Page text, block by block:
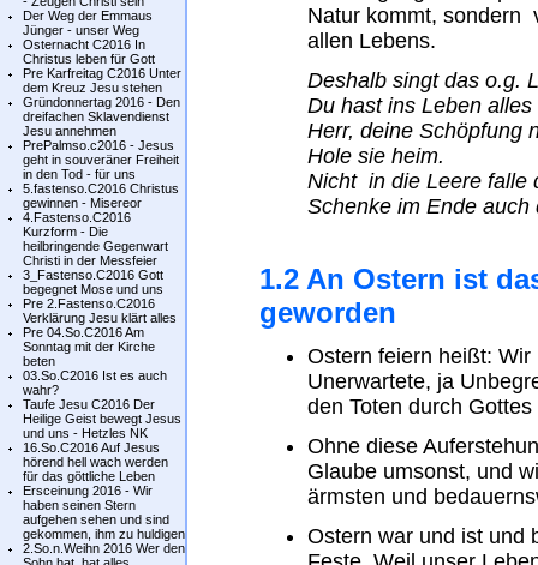
Der Weg der Emmaus
Jünger - unser Weg
Osternacht C2016 In
Christus leben für Gott
Pre Karfreitag C2016 Unter
dem Kreuz Jesu stehen
Gründonnertag 2016 - Den
dreifachen Sklavendienst
Jesu annehmen
PrePalmso.c2016 - Jesus
geht in souveräner Freiheit
in den Tod - für uns
5.fastenso.C2016 Christus
gewinnen - Misereor
4.Fastenso.C2016
Kurzform - Die
heilbringende Gegenwart
Christi in der Messfeier
3_Fastenso.C2016 Gott
begegnet Mose und uns
Pre 2.Fastenso.C2016
Verklärung Jesu klärt alles
Pre 04.So.C2016 Am
Sonntag mit der Kirche
beten
03.So.C2016 Ist es auch
wahr?
Taufe Jesu C2016 Der
Heilige Geist bewegt Jesus
und uns - Hetzles NK
16.So.C2016 Auf Jesus
hörend hell wach werden
für das göttliche Leben
Ersceinung 2016 - Wir
haben seinen Stern
aufgehen sehen und sind
gekommen, ihm zu huldigen
2.So.n.Weihn 2016 Wer den
Natur kommt, sondern
allen Lebens.
Deshalb singt das o.g.
Du hast ins Leben alles
Herr, deine Schöpfung
Hole sie heim.
Nicht in die Leere falle
Schenke im Ende auch
1.2 An Ostern ist
geworden
Ostern feiern heißt:
Unerwartete, ja
den Toten durch
Ohne diese
Glaube umsonst, und
ärmsten und
Ostern war und ist und